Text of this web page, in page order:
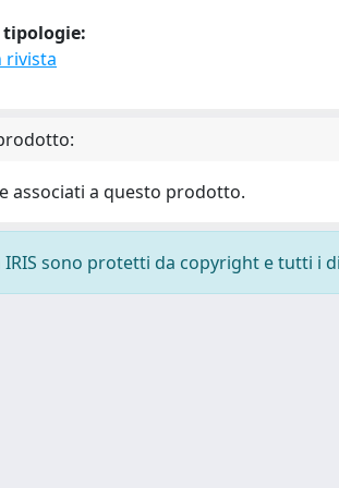
tipologie:
rivista
associati a questo prodotto.
sono protetti da copyright e tutti i